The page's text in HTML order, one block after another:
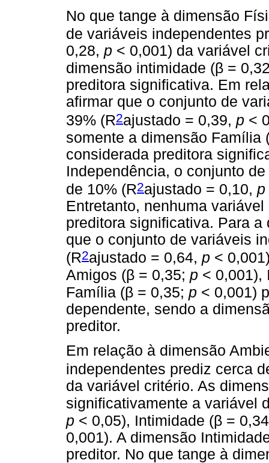
No que tange à dimensão
de variáveis independentes
0,28, p < 0,001) da variável
dimensão intimidade (β =
preditora significativa. Em
afirmar que o conjunto de
39% (R2ajustado = 0,39, p <
somente a dimensão Família
considerada preditora
Independência, o conjunto
de 10% (R2ajustado = 0,10, p
Entretanto, nenhuma
preditora significativa. Para
que o conjunto de variáveis
(R2ajustado = 0,64, p <
Amigos (β = 0,35; p < 0,001),
Família (β = 0,35; p < 0,001)
dependente, sendo a
preditor.
Em relação à dimensão
independentes prediz cerca
da variável critério. As
significativamente a variável
p < 0,05), Intimidade (β =
0,001). A dimensão
preditor. No que tange à